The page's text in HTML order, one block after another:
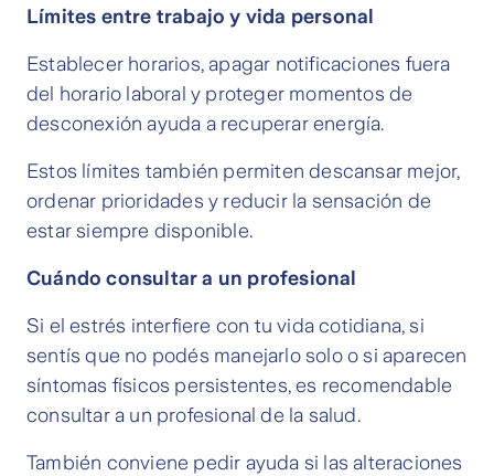
Límites entre trabajo y vida personal
Establecer horarios, apagar notificaciones fuera
del horario laboral y proteger momentos de
desconexión ayuda a recuperar energía.
Estos límites también permiten descansar mejor,
ordenar prioridades y reducir la sensación de
estar siempre disponible.
Cuándo consultar a un profesional
Si el estrés interfiere con tu vida cotidiana, si
sentís que no podés manejarlo solo o si aparecen
síntomas físicos persistentes, es recomendable
consultar a un profesional de la salud.
También conviene pedir ayuda si las alteraciones